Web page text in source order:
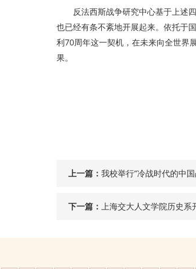
反法西斯战争研究中心基于上述
也已经有条不紊地开展起来。依托于
利70周年这一契机，在未来向全世界
果。
上一篇：我校举行“冷战时代的中
下一篇：上海交大人文学院历史